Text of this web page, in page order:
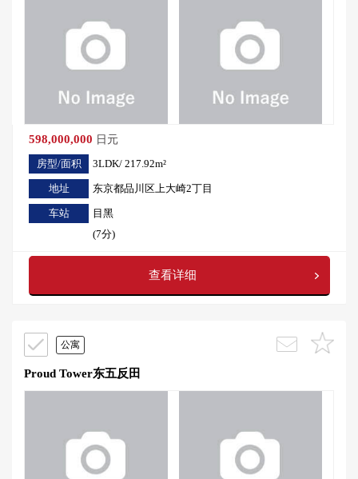
598,000,000 日元
房型/面积
3LDK/ 217.92m²
地址 东京都品川区上大崎2丁目
车站
目黑
(7分)
查看详细
公寓
Proud Tower东五反田